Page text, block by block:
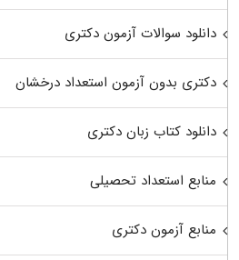
دانلود سوالات آزمون دکتری
دکتری بدون آزمون استعداد درخشان
دانلود کتاب زبان دکتری
منابع استعداد تحصیلی
منابع آزمون دکتری